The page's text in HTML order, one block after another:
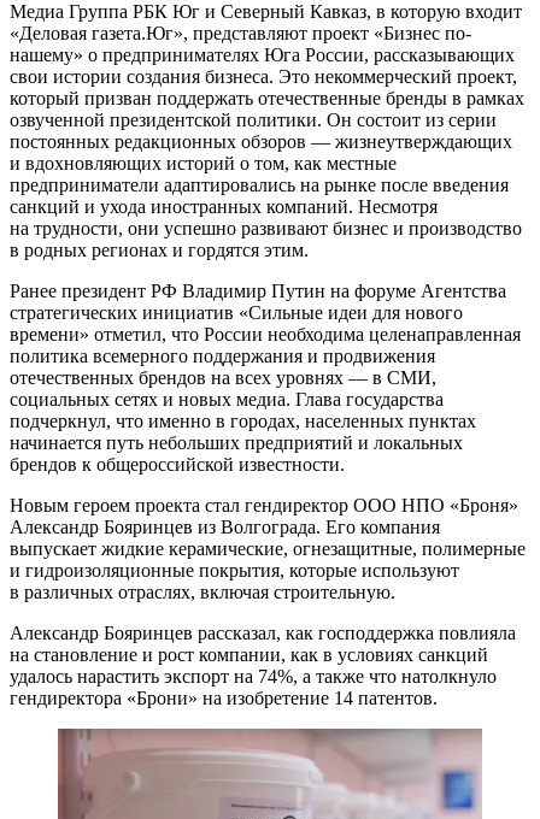
Медиа Группа РБК Юг и Северный Кавказ, в которую входит
«Деловая газета.Юг», представляют проект «Бизнес по-
нашему» о предпринимателях Юга России, рассказывающих
свои истории создания бизнеса. Это некоммерческий проект,
который призван поддержать отечественные бренды в рамках
озвученной президентской политики. Он состоит из серии
постоянных редакционных обзоров — жизнеутверждающих
и вдохновляющих историй о том, как местные
предприниматели адаптировались на рынке после введения
санкций и ухода иностранных компаний. Несмотря
на трудности, они успешно развивают бизнес и производство
в родных регионах и гордятся этим.
Ранее президент РФ Владимир Путин на форуме Агентства
стратегических инициатив «Сильные идеи для нового
времени» отметил, что России необходима целенаправленная
политика всемерного поддержания и продвижения
отечественных брендов на всех уровнях — в СМИ,
социальных сетях и новых медиа. Глава государства
подчеркнул, что именно в городах, населенных пунктах
начинается путь небольших предприятий и локальных
брендов к общероссийской известности.
Новым героем проекта стал гендиректор ООО НПО «Броня»
Александр Бояринцев из Волгограда. Его компания
выпускает жидкие керамические, огнезащитные, полимерные
и гидроизоляционные покрытия, которые используют
в различных отраслях, включая строительную.
Александр Бояринцев рассказал, как господдержка повлияла
на становление и рост компании, как в условиях санкций
удалось нарастить экспорт на 74%, а также что натолкнуло
гендиректора «Брони» на изобретение 14 патентов.